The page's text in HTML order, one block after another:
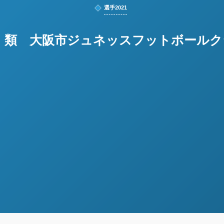
選手2021
類 大阪市ジュネッスフットボール